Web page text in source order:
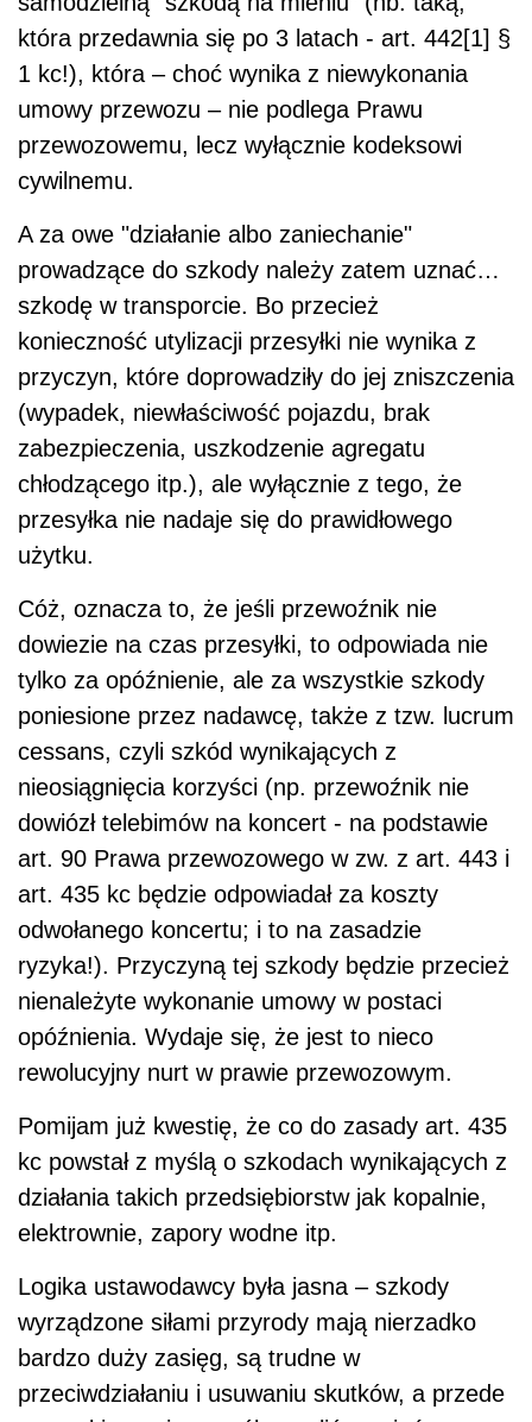
która przedawnia się po 3 latach - art. 442[1] §
1 kc!), która – choć wynika z niewykonania
umowy przewozu – nie podlega Prawu
przewozowemu, lecz wyłącznie kodeksowi
cywilnemu.
A za owe "działanie albo zaniechanie"
prowadzące do szkody należy zatem uznać…
szkodę w transporcie. Bo przecież
konieczność utylizacji przesyłki nie wynika z
przyczyn, które doprowadziły do jej zniszczenia
(wypadek, niewłaściwość pojazdu, brak
zabezpieczenia, uszkodzenie agregatu
chłodzącego itp.), ale wyłącznie z tego, że
przesyłka nie nadaje się do prawidłowego
użytku.
Cóż, oznacza to, że jeśli przewoźnik nie
dowiezie na czas przesyłki, to odpowiada nie
tylko za opóźnienie, ale za wszystkie szkody
poniesione przez nadawcę, także z tzw. lucrum
cessans, czyli szkód wynikających z
nieosiągnięcia korzyści (np. przewoźnik nie
dowiózł telebimów na koncert - na podstawie
art. 90 Prawa przewozowego w zw. z art. 443 i
art. 435 kc będzie odpowiadał za koszty
odwołanego koncertu; i to na zasadzie
ryzyka!). Przyczyną tej szkody będzie przecież
nienależyte wykonanie umowy w postaci
opóźnienia. Wydaje się, że jest to nieco
rewolucyjny nurt w prawie przewozowym.
Pomijam już kwestię, że co do zasady art. 435
kc powstał z myślą o szkodach wynikających z
działania takich przedsiębiorstw jak kopalnie,
elektrownie, zapory wodne itp.
Logika ustawodawcy była jasna – szkody
wyrządzone siłami przyrody mają nierzadko
bardzo duży zasięg, są trudne w
przeciwdziałaniu i usuwaniu skutków, a przede